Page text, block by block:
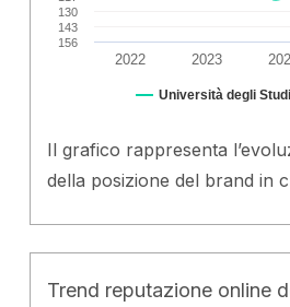
Università degli
2022 2023
130
143
156
Il grafico rappresenta
della posizione del brand in
Trend reputazione online